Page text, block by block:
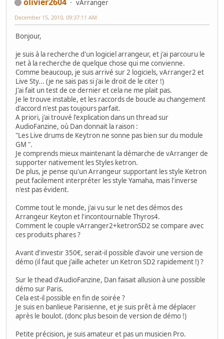
vArranger
December 15, 2010, 09:37:11 AM
Bonjour,
je suis à la recherche d'un logiciel arrangeur, et j'ai parcouru le
net à la recherche de quelque chose qui me convienne.
Comme beaucoup, je suis arrivé sur 2 logiciels, vArranger2 et
Live Sty... (je ne sais pas si j'ai le droit de le citer !)
J'ai fait un test de ce dernier et cela ne me plait pas.
Je le trouve instable, et les raccords de boucle au changement
d'accord n'est pas toujours parfait.
A priori, j'ai trouvé l'explication dans un thread sur
AudioFanzine, où Dan donnait la raison :
"Les Live drums de Keytron ne sonne pas bien sur du module
GM ".
Je comprends mieux maintenant la démarche de vArranger de
supporter nativement les Styles ketron.
De plus, je pense qu'un Arrangeur supportant les style Ketron
peut facilement interpréter les style Yamaha, mais l'inverse
n'est pas évident.
Comme tout le monde, j'ai vu sur le net des démos des
Arrangeur Keyton et l'incontournable Thyros4.
Comment le couple vArranger2+ketronSD2 se compare avec
ces produits phares ?
Avant d'investir 350€, serait-il possible d'avoir une version de
démo (il faut que j'aille acheter un Ketron SD2 rapidement !) ?
Sur le thead d'AudioFanzine, Dan faisait allusion à une possible
démo sur Paris.
Cela est-il possible en fin de soirée ?
Je suis en banlieue Parisienne, et je suis prêt à me déplacer
après le boulot. (donc plus besoin de version de démo !)
Petite précision, je suis amateur et pas un musicien Pro.